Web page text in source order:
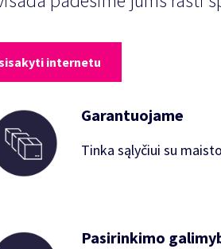
internetu
Garantuojame
Tinka sąlyčiui su
Pasirinkimo